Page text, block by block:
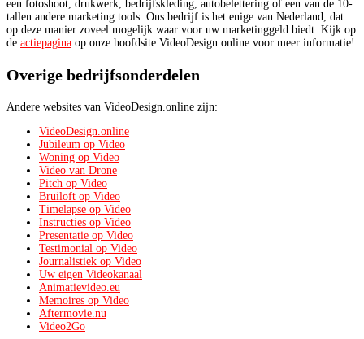
een fotoshoot, drukwerk, bedrijfskleding, autobelettering of een van de 10-
tallen andere marketing tools. Ons bedrijf is het enige van Nederland, dat
op deze manier zoveel mogelijk waar voor uw marketinggeld biedt. Kijk op
de actiepagina op onze hoofdsite VideoDesign.online voor meer informatie!
Overige bedrijfsonderdelen
Andere websites van VideoDesign.online zijn:
VideoDesign.online
Jubileum op Video
Woning op Video
Video van Drone
Pitch op Video
Bruiloft op Video
Timelapse op Video
Instructies op Video
Presentatie op Video
Testimonial op Video
Journalistiek op Video
Uw eigen Videokanaal
Animatievideo.eu
Memoires op Video
Aftermovie.nu
Video2Go